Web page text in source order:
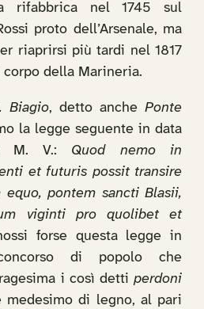
rifabbrica nel 1745 sul
proto dell’Arsenale, ma
riaprirsi più tardi nel 1817
della Marineria.
Biagio, detto anche Ponte
la legge seguente in data
M. V.: Quod nemo in
et futuris possit transire
pontem sancti Blasii,
viginti pro quolibet et
forse questa legge in
di popolo che
i così detti perdoni
di legno, al pari